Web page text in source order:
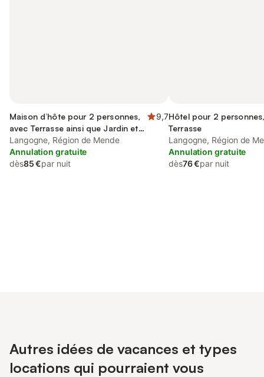
Maison d’hôte pour 2 personnes,
avec Terrasse ainsi que Jardin et
Vue
9,7
Langogne, Région de Mende
Annulation gratuite
dès85 €par nuit
Hôtel pour 2
Terrasse
Langogne, Région de
Annulation gratuite
dès76 €par nuit
Autres idées de vacances et types
locations qui pourraient vous